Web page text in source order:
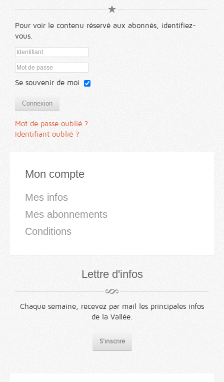
Pour voir le contenu réservé aux abonnés, identifiez-
vous.
Se souvenir de moi
Connexion
Mot de passe oublié ?
Identifiant oublié ?
Mon compte
Mes infos
Mes abonnements
Conditions
Lettre d'infos
Chaque semaine, recevez par mail les principales infos
de la Vallée.
S'inscrire